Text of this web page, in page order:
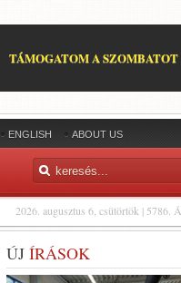
TÁMOGATOM A SZOMBATOT
ENGLISH ABOUT US
2026. augusztus 6, csütörtök | 5786.
ÚJ ÍRÁSOK